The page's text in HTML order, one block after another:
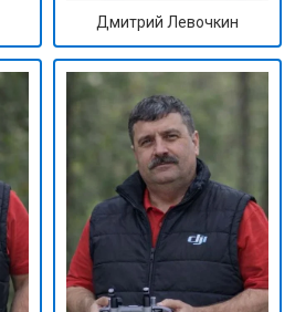
Дмитрий Левочкин